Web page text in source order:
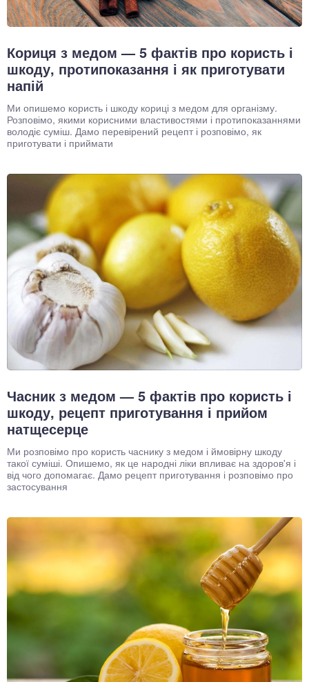
Кориця з медом — 5 фактів про користь і
шкоду, протипоказання і як приготувати
напій
Ми опишемо користь і шкоду кориці з медом для організму.
Розповімо, якими корисними властивостями і протипоказаннями
володіє суміш. Дамо перевірений рецепт і розповімо, як
приготувати і приймати
Часник з медом — 5 фактів про користь і
шкоду, рецепт приготування і прийом
натщесерце
Ми розповімо про користь часнику з медом і ймовірну шкоду
такої суміші. Опишемо, як це народні ліки впливає на здоров'я і
від чого допомагає. Дамо рецепт приготування і розповімо про
застосування